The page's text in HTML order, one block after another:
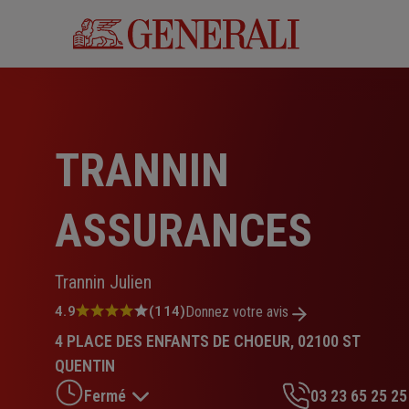
TRANNIN
ASSURANCES
Trannin Julien
Note
4.9
sur
5
étoiles
4.9 (114)Donnez votre avis
4 PLACE DES ENFANTS DE CHOEUR, 02100 ST
QUENTIN
Fermé
03 23 65 25 25